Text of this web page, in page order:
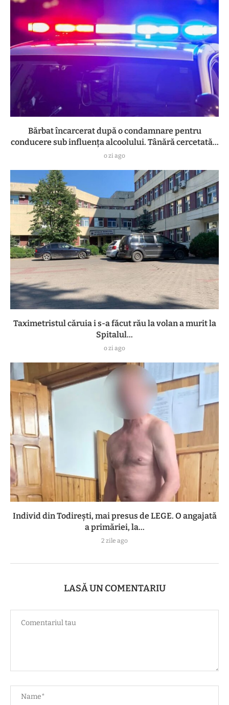
Bărbat încarcerat după o condamnare pentru
conducere sub influența alcoolului. Tânără cercetată...
o zi ago
Taximetristul căruia i s-a făcut rău la volan a murit la
Spitalul...
o zi ago
Individ din Todirești, mai presus de LEGE. O angajată
a primăriei, la...
2 zile ago
LASĂ UN COMENTARIU